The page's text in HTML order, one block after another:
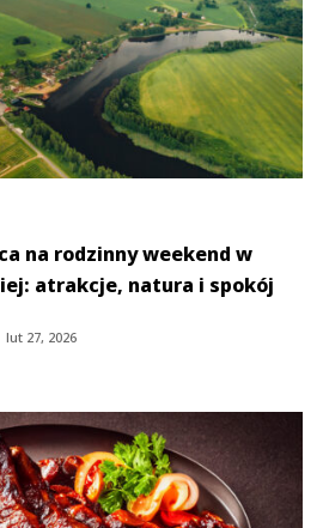
na rodzinny weekend w
atrakcje, natura i spokój
lut 27, 2026